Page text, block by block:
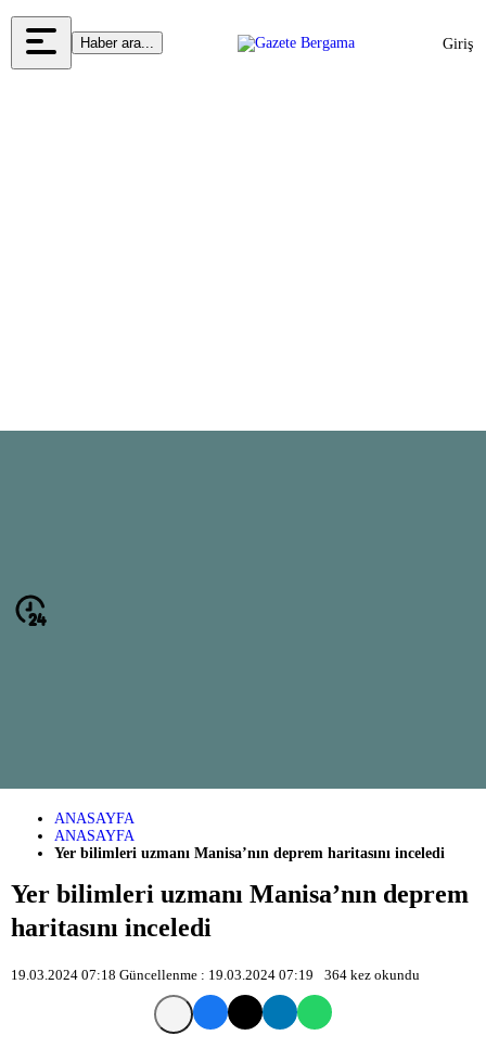
Haber ara... Giriş
ANASAYFA
ANASAYFA
Yer bilimleri uzmanı Manisa’nın deprem haritasını inceledi
Yer bilimleri uzmanı Manisa’nın deprem
haritasını inceledi
19.03.2024 07:18 Güncellenme : 19.03.2024 07:19 364 kez okundu